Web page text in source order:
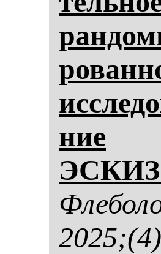
ние